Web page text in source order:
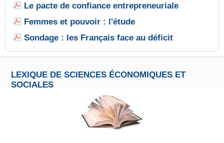
Le pacte de confiance entrepreneuriale
Femmes et pouvoir : l'étude
Sondage : les Français face au déficit
LEXIQUE DE SCIENCES ÉCONOMIQUES ET
SOCIALES